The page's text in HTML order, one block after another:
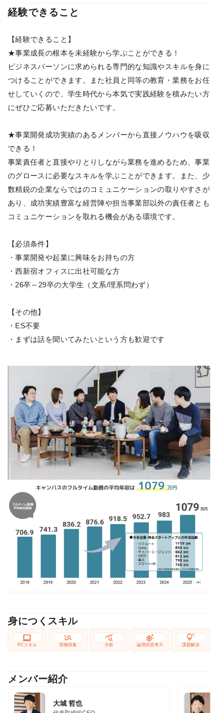
経験できること
【経験できること】
★事業成長の根本を未経験から学ぶことができる！
ビジネスパーソンに求められる専門的な知識やスキルを身に
つけることができます。また社員と同等の教育・業務をお任
せしていくので、学生時代から本気で実践経験を積みたい方
にぜひご応募いただきたいです。
★事業開発成功実績のあるメンバーから直接ノウハウを吸収
できる！
事業責任者と直接やりとりしながら業務を進めるため、事業
のグロースに必要なスキルを学ぶことができます。また、少
数精鋭の企業ならではのコミュニケーションの取りやすさが
あり、成功実績豊富な経営陣や担当事業部以外の責任者とも
コミュニケーションを取れる機会がある環境です。
【必須条件】
・事業開発や起業に興味をお持ちの方
・西新宿オフィスに出社可能な方
・26卒～29卒の大学生（文系/理系問わず）
【その他】
・ES不要
・まずは話を聞いてみたいという方も歓迎です
身につくスキル
computer
PCスキル
manage_search
情報収集
query_stats
分析
settings_suggest
論理的思考力
tips_and_updates
課題解決
メンバー紹介
大城 哲也